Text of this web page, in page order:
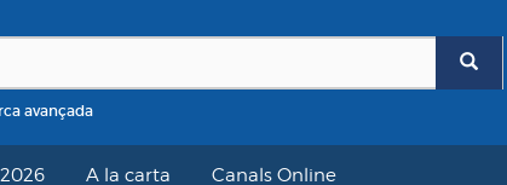
avançada
A la carta Canals Online